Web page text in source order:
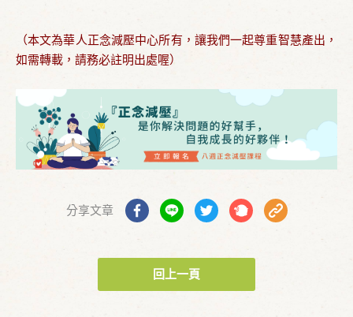
（本文為華人正念減壓中心所有，讓我們一起尊重智慧產出，
如需轉載，請務必註明出處喔）
分享文章
回上一頁